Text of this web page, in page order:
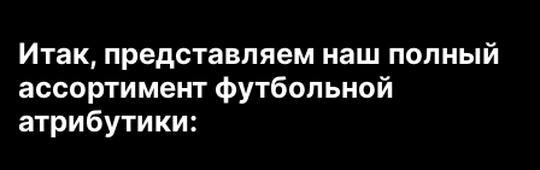
Итак, представляем наш полный
ассортимент футбольной
атрибутики: